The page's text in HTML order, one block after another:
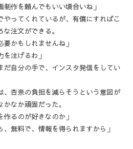
制作を頼んでもいい頃合いね」
ってくれているが、有償にすればこ
注文ができる。
かもしれませんね」
を注げるわ」
だ自分の手で、インスタ発信をしてい
杏奈の負担を減らそうという意図が
なか頑固だった。
作るのが好きなのか」
無料で、情報を得られますから」